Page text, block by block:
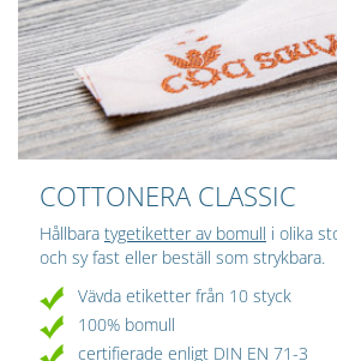
COTTONERA CLASSIC
Hållbara tygetiketter av bomull i olika
och sy fast eller beställ som strykbara.
Vävda etiketter från 10 styck
100% bomull
certifierade enligt DIN EN 71-3